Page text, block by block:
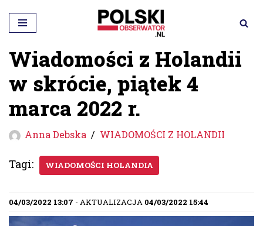
Przejdź
do
treści
Wiadomości z Holandii
w skrócie, piątek 4
marca 2022 r.
Anna Debska WIADOMOŚCI Z HOLANDII
Tagi: WIADOMOŚCI HOLANDIA
04/03/2022 13:07 - AKTUALIZACJA 04/03/2022 15:44